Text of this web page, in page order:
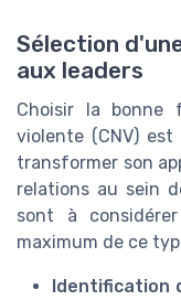
Sélection
aux leaders
Choisir la bonne
violente (CNV)
transformer son
relations au sein
sont à
maximum de ce
Identification